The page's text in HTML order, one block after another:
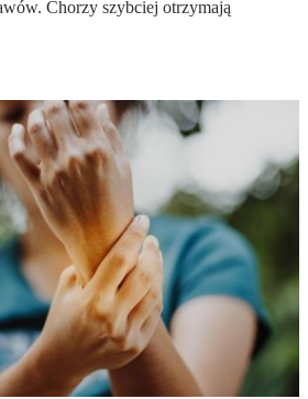
Chorzy szybciej otrzymają